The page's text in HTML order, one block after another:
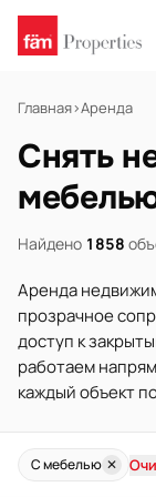
Главная›Аренда
Снять
Найдено 1858
Аренда
прозрачное
доступ к
работаем
каждый объект
С мебелью ✕